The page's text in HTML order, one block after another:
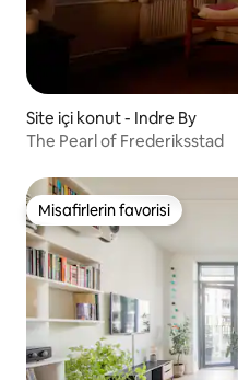
Site içi konut - Indre By
The Pearl of Frederiksstad
Misafirlerin favorisi
Misafirlerin favorisi